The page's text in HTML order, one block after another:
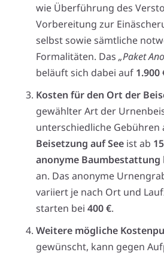
wie Überführung des
Vorbereitung zur
selbst sowie sämtliche
Formalitäten. Das „Paket
beläuft sich dabei auf 1.900
Kosten für den Ort der
gewählter Art der
unterschiedliche Gebühren
Beisetzung auf See ist ab
anonyme Baumbestattung
an. Das anonyme
variiert je nach Ort und
starten bei 400 €.
Weitere mögliche
gewünscht, kann gegen